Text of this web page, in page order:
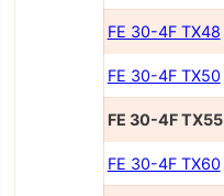
FE 30-4F TX48
FE 30-4F TX50
FE 30-4F TX55
FE 30-4F TX60